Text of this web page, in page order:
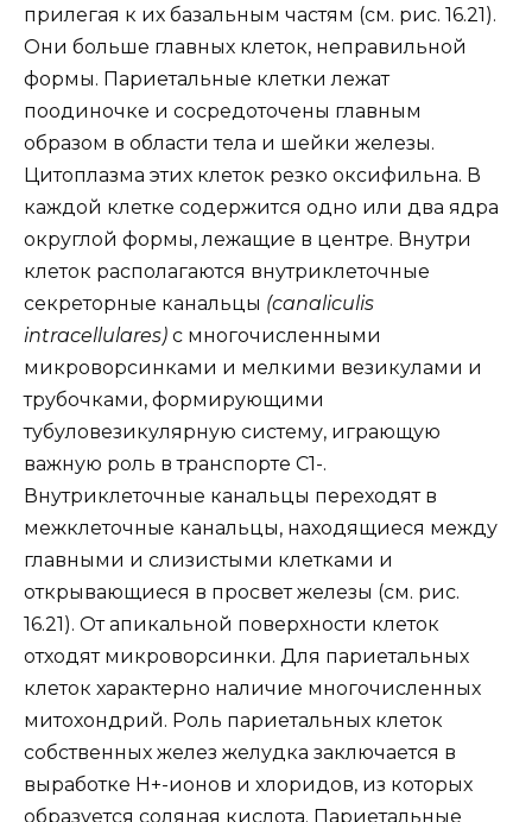
прилегая к их базальным частям (см. рис. 16.21).
Они больше главных клеток, неправильной
формы. Париетальные клетки лежат
поодиночке и сосредоточены главным
образом в области тела и шейки железы.
Цитоплазма этих клеток резко оксифильна. В
каждой клетке содержится одно или два ядра
округлой формы, лежащие в центре. Внутри
клеток располагаются внутриклеточные
секреторные канальцы (canaliculis
intracellulares) с многочисленными
микроворсинками и мелкими везикулами и
трубочками, формирующими
тубуловезикулярную систему, играющую
важную роль в транспорте С1-.
Внутриклеточные канальцы переходят в
межклеточные канальцы, находящиеся между
главными и слизистыми клетками и
открывающиеся в просвет железы (см. рис.
16.21). От апикальной поверхности клеток
отходят микроворсинки. Для париетальных
клеток характерно наличие многочисленных
митохондрий. Роль париетальных клеток
собственных желез желудка заключается в
выработке Н+-ионов и хлоридов, из которых
образуется соляная кислота. Париетальные